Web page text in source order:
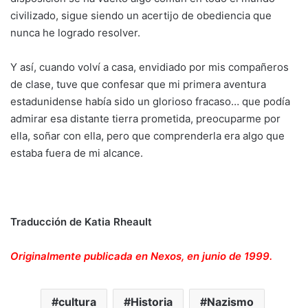
civilizado, sigue siendo un acertijo de obediencia que
nunca he logrado resolver.
Y así, cuando volví a casa, envidiado por mis compañeros
de clase, tuve que confesar que mi primera aventura
estadunidense había sido un glorioso fracaso… que podía
admirar esa distante tierra prometida, preocuparme por
ella, soñar con ella, pero que comprenderla era algo que
estaba fuera de mi alcance.
Traducción de Katia Rheault
Originalmente publicada en Nexos, en junio de 1999.
cultura Historia Nazismo